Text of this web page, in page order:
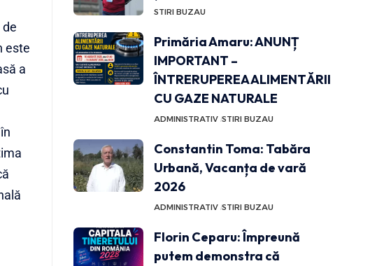
este
a
STIRI BUZAU
Primăria Amaru: ANUNȚ
IMPORTANT –
ÎNTRERUPEREA ALIMENTĂRII
CU GAZE NATURALE
ADMINISTRATIV STIRI BUZAU
Constantin Toma: Tabăra
Urbană, Vacanța de vară
2026
ADMINISTRATIV STIRI BUZAU
Florin Ceparu: Împreună
putem demonstra că